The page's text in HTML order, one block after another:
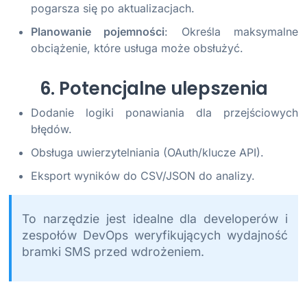
pogarsza się po aktualizacjach.
Planowanie pojemności: Określa maksymalne
obciążenie, które usługa może obsłużyć.
6. Potencjalne ulepszenia
Dodanie logiki ponawiania dla przejściowych
błędów.
Obsługa uwierzytelniania (OAuth/klucze API).
Eksport wyników do CSV/JSON do analizy.
To narzędzie jest idealne dla developerów i
zespołów DevOps weryfikujących wydajność
bramki SMS przed wdrożeniem.